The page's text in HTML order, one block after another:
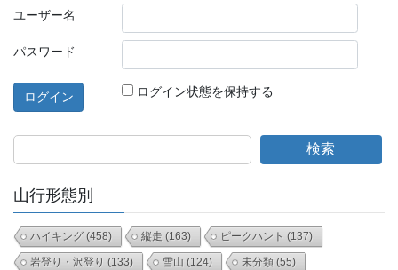
ユーザー名
パスワード
ログイン状態を保持する
検索
山行形態別
ハイキング (458) 縦走 (163) ピークハント (137)
岩登り・沢登り (133) 雪山 (124) 未分類 (55)